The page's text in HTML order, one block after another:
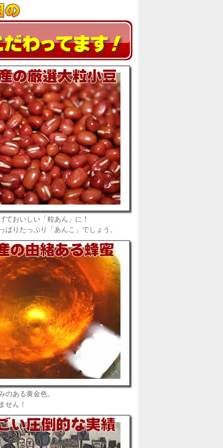
ておいしい「粒あん」に！
ぱりたっぷり「あんこ」でしょう。
のある黄金色。
せん！